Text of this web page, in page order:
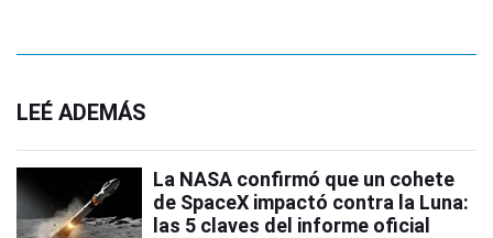
LEÉ ADEMÁS
La NASA confirmó que un cohete
de SpaceX impactó contra la Luna:
las 5 claves del informe oficial